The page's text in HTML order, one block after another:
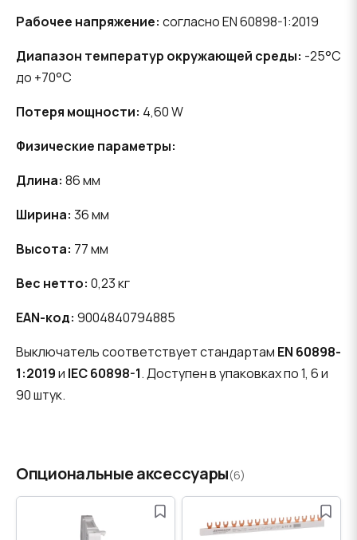
Рабочее напряжение: согласно EN 60898-1:2019
Диапазон температур окружающей среды: -25°C
до +70°C
Потеря мощности: 4,60 W
Физические параметры:
Длина: 86 мм
Ширина: 36 мм
Высота: 77 мм
Вес нетто: 0,23 кг
EAN-код: 9004840794885
Выключатель соответствует стандартам EN 60898-
1:2019и IEC 60898-1. Доступен в упаковках по 1, 6 и
90 штук.
Опциональные аксессуары(6)